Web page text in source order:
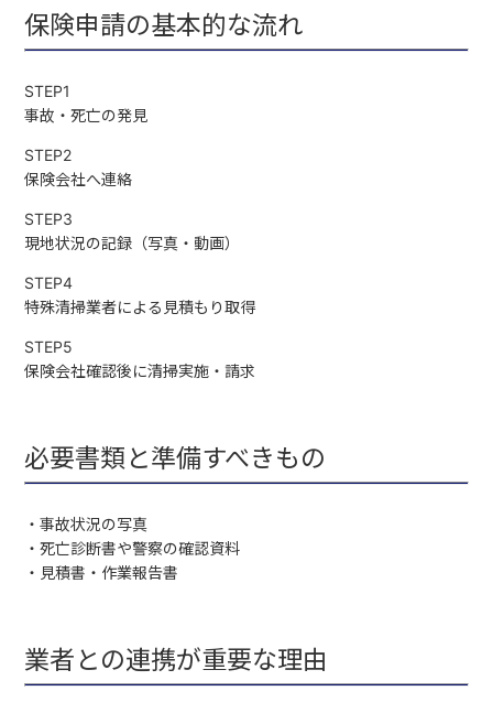
保険申請の基本的な流れ
STEP1
事故・死亡の発見
STEP2
保険会社へ連絡
STEP3
現地状況の記録（写真・動画）
STEP4
特殊清掃業者による見積もり取得
STEP5
保険会社確認後に清掃実施・請求
必要書類と準備すべきもの
・事故状況の写真
・死亡診断書や警察の確認資料
・見積書・作業報告書
業者との連携が重要な理由